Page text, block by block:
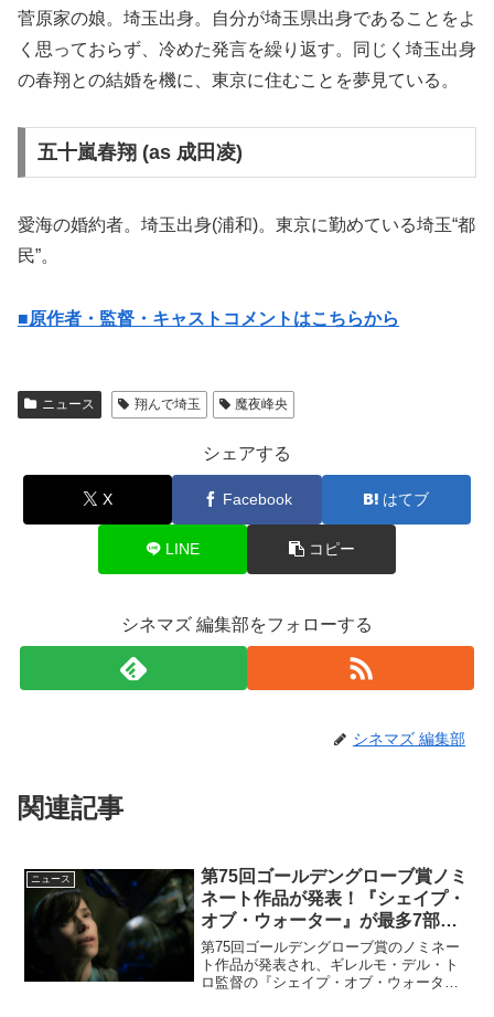
菅原家の娘。埼玉出身。自分が埼玉県出身であることをよ
く思っておらず、冷めた発言を繰り返す。同じく埼玉出身
の春翔との結婚を機に、東京に住むことを夢見ている。
五十嵐春翔 (as 成田凌)
愛海の婚約者。埼玉出身(浦和)。東京に勤めている埼玉“都
民”。
■原作者・監督・キャストコメントはこちらから
ニュース 翔んで埼玉 魔夜峰央
シェアする
X Facebook はてブ
LINE コピー
シネマズ 編集部をフォローする
シネマズ 編集部
関連記事
ニュース
第75回ゴールデングローブ賞ノミ
ネート作品が発表！『シェイプ・
オブ・ウォーター』が最多7部門
ノミネートに！
第75回ゴールデングローブ賞のノミネー
ト作品が発表され、ギレルモ・デル・ト
ロ監督の『シェイプ・オブ・ウォータ